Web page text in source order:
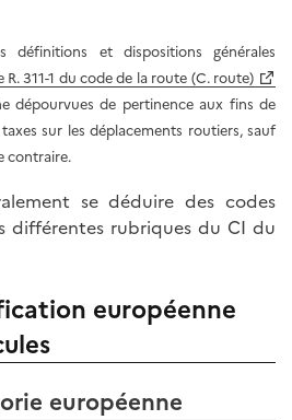
définitions et dispositions générales
R. 311-1 du code de la route (C. route)
dépourvues de pertinence aux fins de
taxes sur les déplacements routiers, sauf
contraire.
se déduire des codes
différentes rubriques du CI du
européenne
européenne